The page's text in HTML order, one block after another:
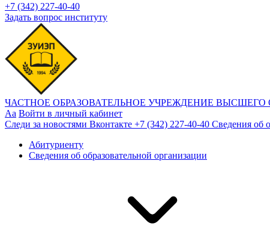
+7 (342) 227-40-40
Задать вопрос институту
ЧАСТНОЕ ОБРАЗОВАТЕЛЬНОЕ УЧРЕЖДЕНИЕ ВЫСШЕГО
Aa Войти в личный кабинет
Следи за новостями Вконтакте +7 (342) 227-40-40 Сведения об
Абитуриенту
Сведения об образовательной организации